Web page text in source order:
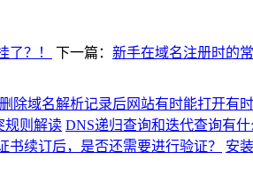
？！ 下一篇： 新手在域名注册时的
删除域名解析记录后网站有时能打开有时
规则解读 DNS递归查询和迭代查询有
书续订后，是否还需要进行验证？
安